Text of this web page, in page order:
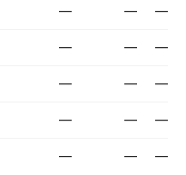
— — —
— — —
— — —
— — —
— — —